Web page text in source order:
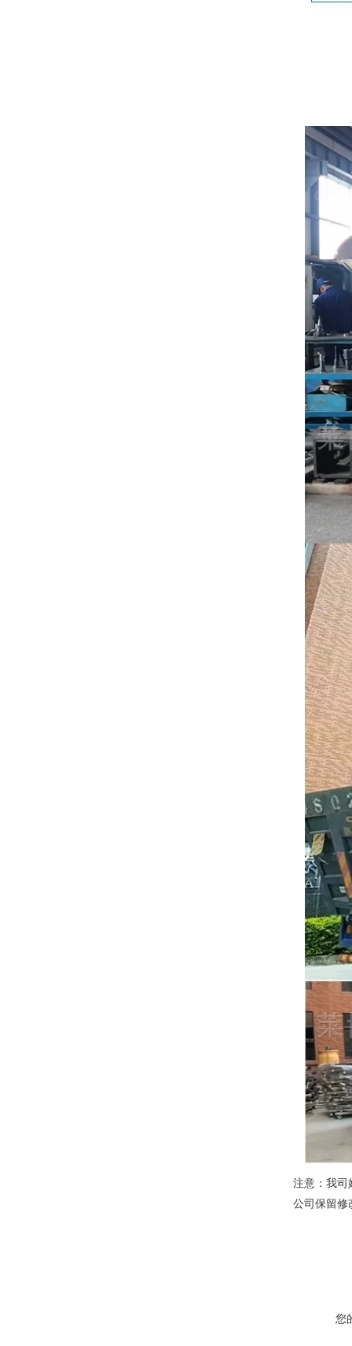
注意：我司
公司保留修
您